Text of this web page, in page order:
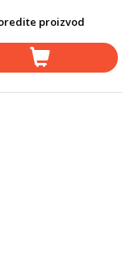
proizvod